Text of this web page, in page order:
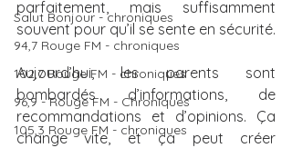
Salut Bonjour - chroniques
94,7 Rouge FM - chroniques
102,7 Rouge FM - chroniques
96,9 - Rouge FM - Chroniques
105,3 Rouge FM - chroniques
parfaitement, mais suffisamment
souvent pour qu’il se sente en sécurité.
Aujourd’hui, les parents sont
bombardés d’informations, de
recommandations et d’opinions. Ça
change vite, et ça peut créer